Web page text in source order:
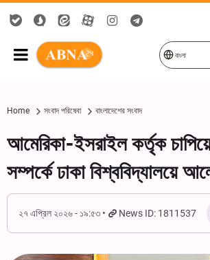
বাংলা
Home সংবাদ পরিষেবা বাংলাদেশের সংবাদ
আমেরিকা-ইসরাইল কর্তৃক
সম্পর্কে ঢাকা বিশ্ববিদ্যালয়ে
২৭ এপ্রিল ২০২৬ - ১৯:৫৩ News ID: 1811537